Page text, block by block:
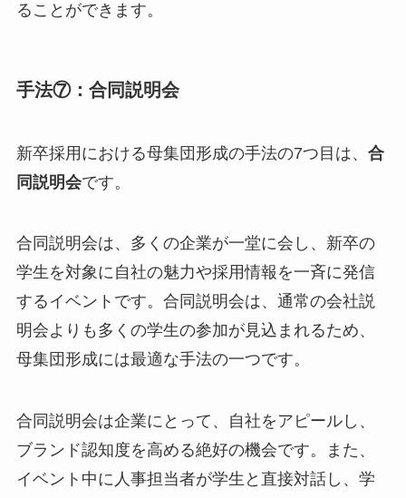
ることができます。
手法⑦：合同説明会
新卒採用における母集団形成の手法の7つ目は、 合
同説明会です。
合同説明会は、多くの企業が一堂に会し、新卒の
学生を対象に自社の魅力や採用情報を一斉に発信
するイベントです。合同説明会は、通常の会社説
明会よりも多くの学生の参加が見込まれるため、
母集団形成には最適な手法の一つです。
合同説明会は企業にとって、自社をアピールし、
ブランド認知度を高める絶好の機会です。また、
イベント中に人事担当者が学生と直接対話し、学